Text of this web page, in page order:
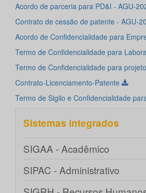
Acordo de parceria para PD&I - AGU-
Contrato de cessão de patente - AGU-
Acordo de Confidencialidade para
Termo de Confidencialidade para
Termo de Confidencialidade para
Contrato-Licenciamento-Patente
Termo de Sigilo e Confidencialidade
Sistemas integrados
SIGAA - Acadêmico
SIPAC - Administrativo